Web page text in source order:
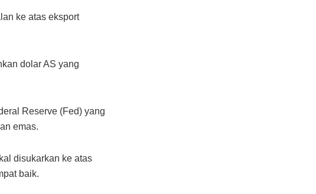
ke atas eksport
dolar AS yang
Reserve (Fed) yang
emas.
disukarkan ke atas
baik.